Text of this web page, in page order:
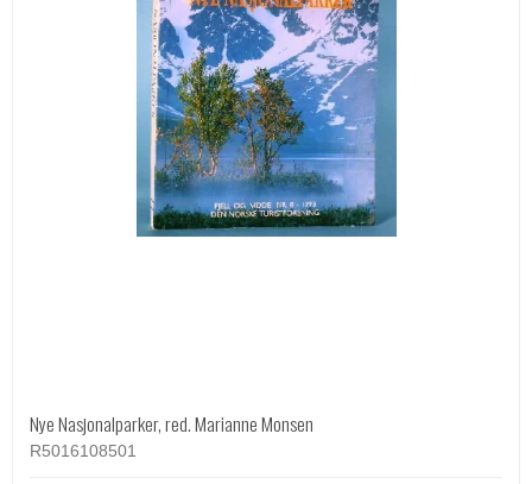
Nye Nasjonalparker, red. Marianne Monsen
R5016108501